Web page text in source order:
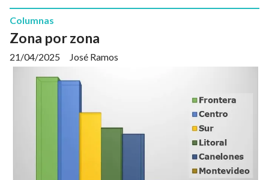
Zona por zona
José Ramos
Columnas
21/04/2025